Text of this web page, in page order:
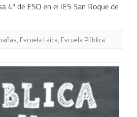
4º de ESO en el IES San Roque de
, Escuela Laica, Escuela Pública